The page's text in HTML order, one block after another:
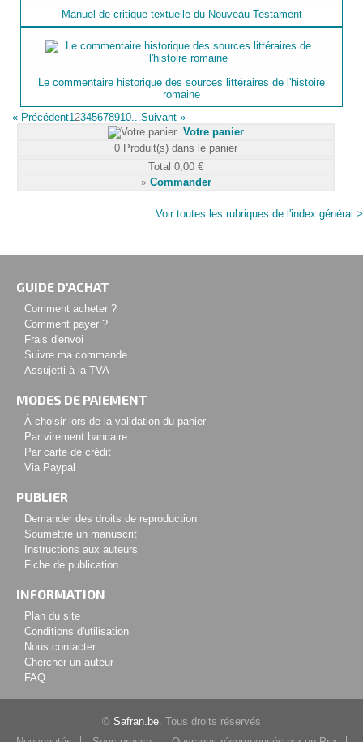
Manuel de critique textuelle du Nouveau Testament
Le commentaire historique des sources littéraires de l'histoire
romaine
« Précédent12345678910...Suivant »
Votre panier
0 Produit(s) dans le panier
Total 0,00 €
» Commander
Voir toutes les rubriques de l'index général >
GUIDE D'ACHAT
Comment acheter ?
Comment payer ?
Frais d'envoi
Suivre ma commande
Assujetti à la TVA
MODES DE PAIEMENT
À choisir lors de la validation du panier
Par virement bancaire
Par carte de crédit
Via Paypal
PUBLIER
Demander des droits de reproduction
Soumettre un manuscrit
Instructions aux auteurs
Fiche de publication
INFORMATION
Plan du site
Conditions d'utilisation
Nous contacter
Chercher un auteur
FAQ
© Safran.be. Tous droits réservés